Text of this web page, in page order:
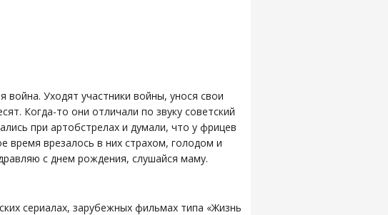
Уходят участники войны, унося свои
Когда-то они отличали по звуку советский
при артобстрелах и думали, что у фрицев
время врезалось в них страхом, голодом и
с днем рождения, слушайся маму.
сериалах, зарубежных фильмах типа «Жизнь